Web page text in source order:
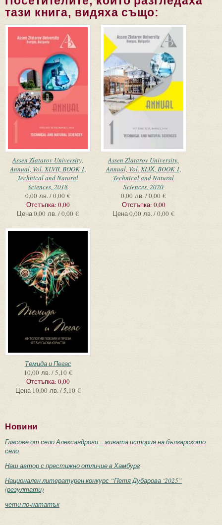
тази книга, видяха също:
Assen Zlatarov University,
Annual, Vol. XLVII, BOOK 1,
Technical and Natural
Sciences, 2018
0,00 лв. / 0,00 €
Отстъпка: 0,00
Цена0,00 лв. / 0,00 €
Assen Zlatarov University,
Annual, Vol. XLIХ, BOOK 1,
Technical and Natural
Sciences, 2020
0,00 лв. / 0,00 €
Отстъпка: 0,00
Цена0,00 лв. / 0,00 €
Темида и Пегас
10,00 лв. / 5,10 €
Отстъпка: 0,00
Цена 10,00 лв. / 5,10 €
Новини
Гласове от село Александрово – живата история на българското
село
Наш автор с престижно отличие в Хамбург
Национален литературен конкурс “Петя Дубарова ‘2025”
(резултати)
чети по-нататък